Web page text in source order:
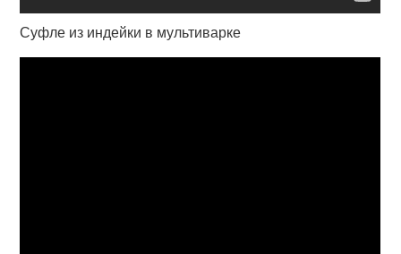
Суфле из индейки в мультиварке